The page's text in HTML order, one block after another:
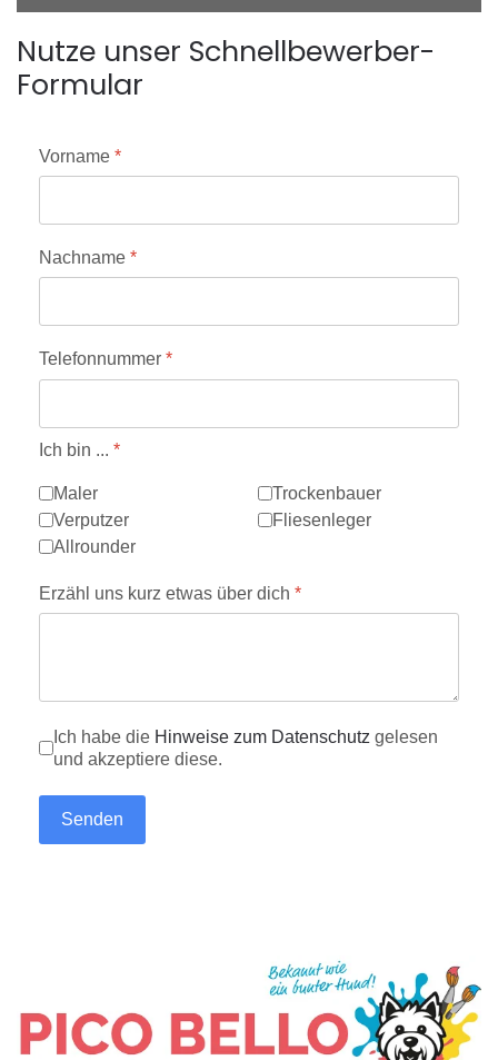
Nutze unser Schnellbewerber-
Formular
Vorname *
Nachname *
Telefonnummer *
Ich bin ... *
Maler
Trockenbauer
Verputzer
Fliesenleger
Allrounder
Erzähl uns kurz etwas über dich *
DSGVO*
Ich habe die Hinweise zum Datenschutz gelesen
und akzeptiere diese.
Senden